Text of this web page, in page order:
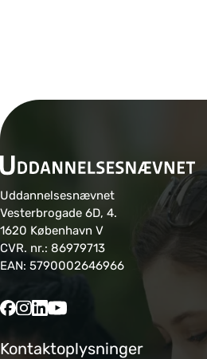
Uddannelsesnævnet
Vesterbrogade 6D, 4.
1620 København V
CVR. nr.: 86979713
EAN: 5790002646966
Kontaktoplysninger